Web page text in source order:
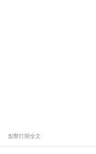
點擊打開全文